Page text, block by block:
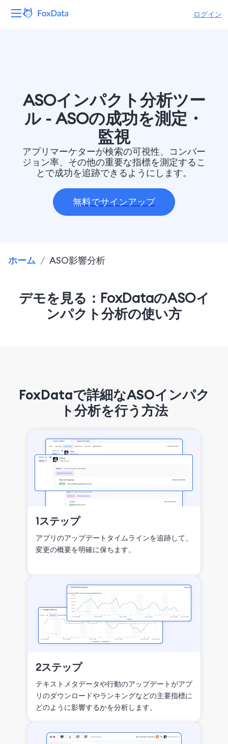
ログイン
ソリューション
リソース
価格
ASOインパクト分析ツー
ル - ASOの成功を測定・
監視
アプリマーケターが検索の可視性、コンバー
ジョン率、その他の重要な指標を測定するこ
とで成功を追跡できるようにします。
無料でサインアップ
ホーム / ASO影響分析
デモを見る：FoxDataのASOイ
ンパクト分析の使い方
FoxDataで詳細なASOインパク
ト分析を行う方法
1ステップ
アプリのアップデートタイムラインを追跡して、
変更の概要を明確に保ちます。
2ステップ
テキストメタデータや行動のアップデートがアプ
リのダウンロードやランキングなどの主要指標に
どのように影響するかを分析します。